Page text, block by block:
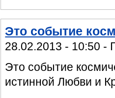
Это событие
28.02.2013 - 10:50 -
Это событие
истинной Любви и